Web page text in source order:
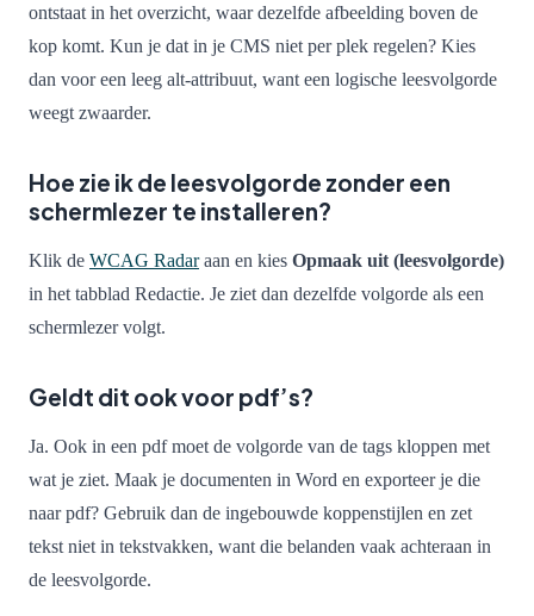
ontstaat in het overzicht, waar dezelfde afbeelding boven de
kop komt. Kun je dat in je CMS niet per plek regelen? Kies
dan voor een leeg alt-attribuut, want een logische leesvolgorde
weegt zwaarder.
Hoe zie ik de leesvolgorde zonder een
schermlezer te installeren?
Klik de WCAG Radaraan en kies Opmaak uit (leesvolgorde)
in het tabblad Redactie. Je ziet dan dezelfde volgorde als een
schermlezer volgt.
Geldt dit ook voor pdf’s?
Ja. Ook in een pdf moet de volgorde van de tags kloppen met
wat je ziet. Maak je documenten in Word en exporteer je die
naar pdf? Gebruik dan de ingebouwde koppenstijlen en zet
tekst niet in tekstvakken, want die belanden vaak achteraan in
de leesvolgorde.